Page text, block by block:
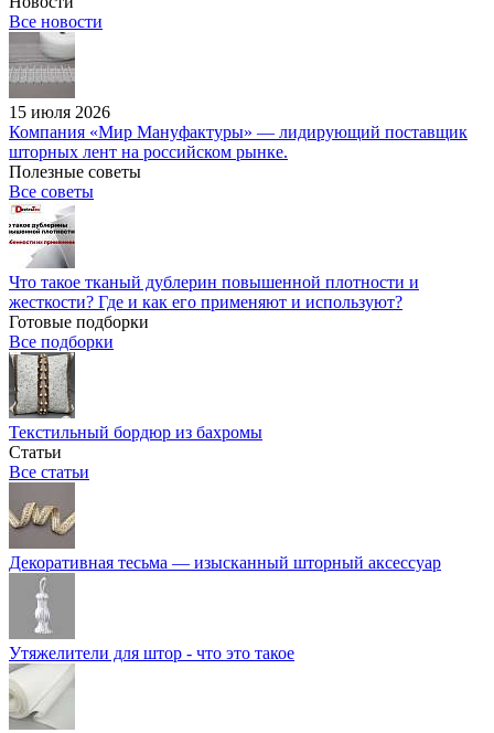
Все новости
15 июля 2026
Компания «Мир Мануфактуры» — лидирующий поставщик
шторных лент на российском рынке.
Полезные советы
Все советы
Что такое тканый дублерин повышенной плотности и
жесткости? Где и как его применяют и используют?
Готовые подборки
Все подборки
Текстильный бордюр из бахромы
Статьи
Все статьи
Декоративная тесьма — изысканный шторный аксессуар
Утяжелители для штор - что это такое